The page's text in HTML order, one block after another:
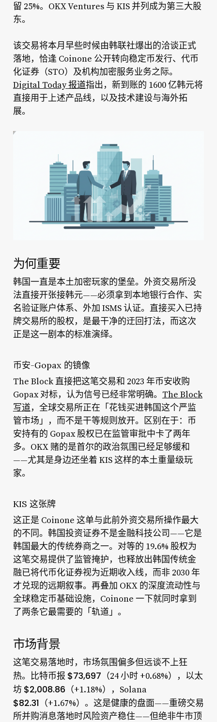
留 25%。OKX Ventures 与 KIS 并列成为第三大股
东。
该交易将本月早些时候由韩联社爆出的洽谈正式
落地，恰逢 Coinone 公开转向稳定币发行、代币
化证券（STO）及机构加密服务业务之际。
Digital Today 报道指出，新到账的 1600 亿韩元将
直接用于上述产品线，以及技术建设与海外拓
展。
为何重要
韩国一直是本土加密玩家的堡垒。外资交易所没
法直接开张接韩元——必须拿到本地银行合作、实
名验证账户体系、外加 ISMS 认证。直接买入已持
牌交易所的股权，是最干净的迂回打法，而这次
正是这一剧本的标准演绎。
币安-Gopax 的镜像
The Block 直接把这笔交易和 2023 年币安收购
Gopax 对标，认为信号已经非常明确。 The Block
写道，全球交易所正在「花钱买进韩国这个严监
管市场」，而不是干等规则放开。区别在于：币
安持有的 Gopax 股权已在监管审批中卡了两年
多。OKX 赌的是首尔的政治氛围已经足够缓和
——尤其是身边还坐着 KIS 这样的本土重量级玩
家。
KIS 这张牌
这正是 Coinone 这单与此前外资交易所操作最大
的不同。韩国投资证券不是金融科技公司——它是
韩国最大的传统券商之一。对等的 19.6% 股权为
这笔交易提供了监管掩护，也释放出韩国传统金
融已将代币化证券视为近期收入线，而非 2030 年
才兑现的远期叙事。再叠加 OKX 的深度流动性与
全球稳定币基础设施，Coinone 一下就同时拿到
了两条它最需要的「轨道」。
市场背景
这笔交易落地时，市场氛围偏多但远谈不上狂
热。比特币报 $73,697 （24 小时 +0.68%），以太
坊 $2,008.86 （+1.18%），Solana
$82.31 （+1.67%）。这是健康的盘面——重磅交易
所并购消息落地时风险资产稳住——但绝非牛市顶